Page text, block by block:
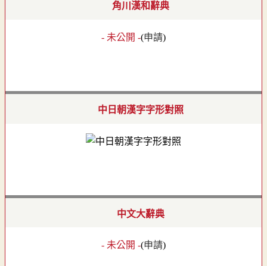
角川漢和辭典
- 未公開 -(申請)
中日朝漢字字形對照
中文大辭典
- 未公開 -(申請)